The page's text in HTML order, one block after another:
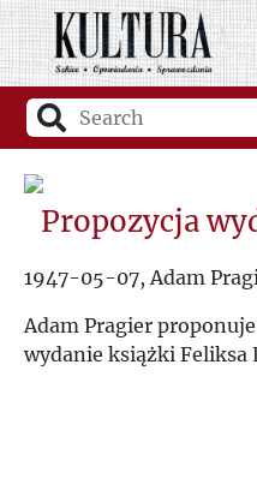
Propozycja
1947-05-07, Adam
Adam Pragier
wydanie książki Feliksa